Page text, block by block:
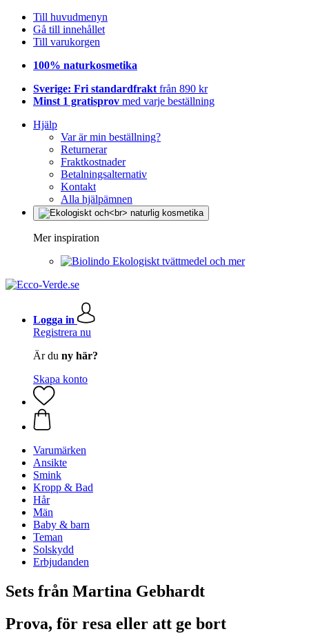
Till huvudmenyn
Gå till innehållet
Till varukorgen
100% naturkosmetika
Sverige: Fri standardfrakt från 890 kr
Minst 1 gratisprov med varje beställning
Hjälp
Var är min beställning?
Returnerar
Fraktkostnader
Betalningsalternativ
Kontakt
Alla hjälpämnen
Mer inspiration
Ekologiskt tvättmedel och mer
Logga in
Registrera nu
Är du ny här?
Skapa konto
Varumärken
Ansikte
Smink
Kropp & Bad
Hår
Män
Baby & barn
Teman
Solskydd
Erbjudanden
Sets från Martina Gebhardt
Prova, för resa eller att ge bort